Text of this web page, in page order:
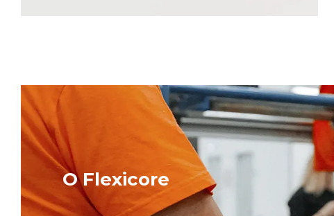
О Flexicore